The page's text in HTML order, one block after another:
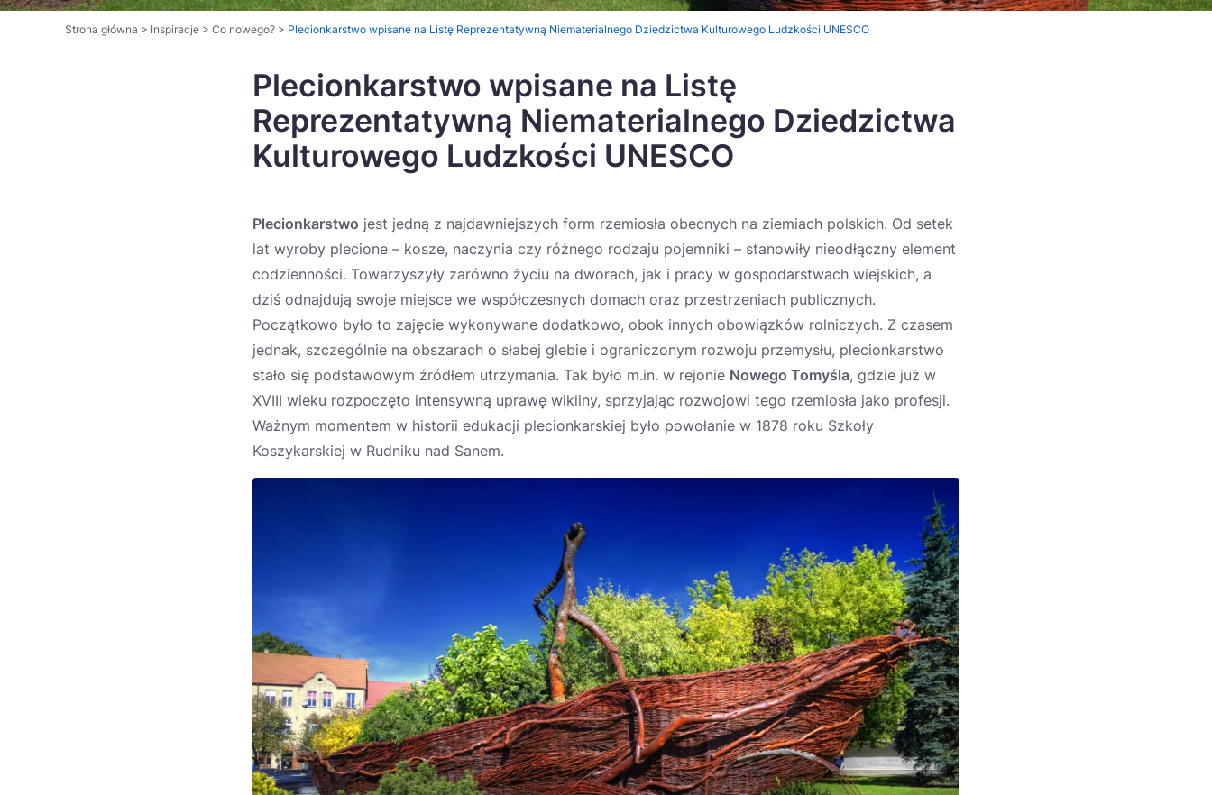
Strona główna > Inspiracje > Co nowego? > Plecionkarstwo wpisane na Listę Reprezentatywną Niematerialnego Dziedzictwa Kulturowego Ludzkości UNESCO
Plecionkarstwo wpisane na Listę
Reprezentatywną Niematerialnego Dziedzictwa
Kulturowego Ludzkości UNESCO
Plecionkarstwo jest jedną z najdawniejszych form rzemiosła obecnych na ziemiach polskich. Od setek
lat wyroby plecione – kosze, naczynia czy różnego rodzaju pojemniki – stanowiły nieodłączny element
codzienności. Towarzyszyły zarówno życiu na dworach, jak i pracy w gospodarstwach wiejskich, a
dziś odnajdują swoje miejsce we współczesnych domach oraz przestrzeniach publicznych.
Początkowo było to zajęcie wykonywane dodatkowo, obok innych obowiązków rolniczych. Z czasem
jednak, szczególnie na obszarach o słabej glebie i ograniczonym rozwoju przemysłu, plecionkarstwo
stało się podstawowym źródłem utrzymania. Tak było m.in. w rejonie Nowego Tomyśla, gdzie już w
XVIII wieku rozpoczęto intensywną uprawę wikliny, sprzyjając rozwojowi tego rzemiosła jako profesji.
Ważnym momentem w historii edukacji plecionkarskiej było powołanie w 1878 roku Szkoły
Koszykarskiej w Rudniku nad Sanem.